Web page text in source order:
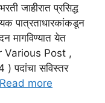
जाहीरात प्रसिद्ध
पात्रताधारकांकडून
मागविण्यात येत
Various Post ,
पदांचा सविस्तर
Read more